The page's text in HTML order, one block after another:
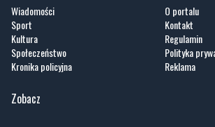
Wiadomości
Sport
Kultura
Społeczeństwo
Kronika policyjna
O portalu
Kontakt
Regulamin
Polityka
Reklama
Zobacz